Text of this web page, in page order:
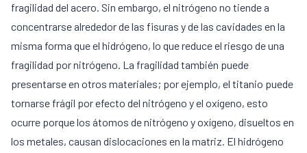
fragilidad del acero. Sin embargo, el nitrógeno no tiende a
concentrarse alrededor de las fisuras y de las cavidades en la
misma forma que el hidrógeno, lo que reduce el riesgo de una
fragilidad por nitrógeno. La fragilidad también puede
presentarse en otros materiales; por ejemplo, el titanio puede
tornarse frágil por efecto del nitrógeno y el oxígeno, esto
ocurre porque los átomos de nitrógeno y oxígeno, disueltos en
los metales, causan dislocaciones en la matriz. El hidrógeno